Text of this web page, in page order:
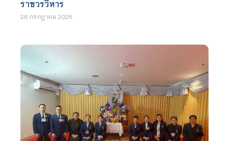
ราชวรวิหาร
26 กรกฎาคม 2026